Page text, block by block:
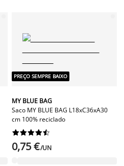
PREÇO SEMPRE BAIXO
MY BLUE BAG
Saco MY BLUE BAG L18xC36xA30
cm 100% reciclado






0,75 €/UN